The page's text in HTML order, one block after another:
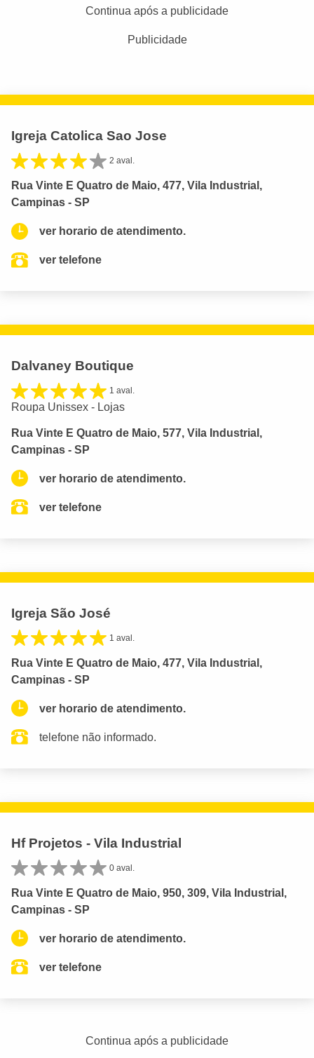
Continua após a publicidade
Publicidade
Igreja Catolica Sao Jose
2 aval.
Rua Vinte E Quatro de Maio, 477, Vila Industrial,
Campinas - SP
ver horario de atendimento.
ver telefone
Dalvaney Boutique
1 aval.
Roupa Unissex - Lojas
Rua Vinte E Quatro de Maio, 577, Vila Industrial,
Campinas - SP
ver horario de atendimento.
ver telefone
Igreja São José
1 aval.
Rua Vinte E Quatro de Maio, 477, Vila Industrial,
Campinas - SP
ver horario de atendimento.
telefone não informado.
Hf Projetos - Vila Industrial
0 aval.
Rua Vinte E Quatro de Maio, 950, 309, Vila Industrial,
Campinas - SP
ver horario de atendimento.
ver telefone
Continua após a publicidade